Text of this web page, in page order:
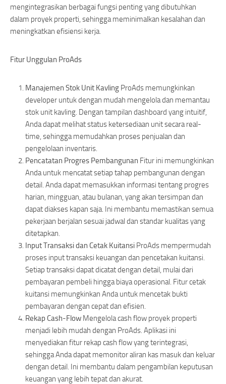
mengintegrasikan berbagai fungsi penting yang dibutuhkan
dalam proyek properti, sehingga meminimalkan kesalahan dan
meningkatkan efisiensi kerja.
Fitur Unggulan ProAds
Manajemen Stok Unit Kavling ProAds memungkinkan
developer untuk dengan mudah mengelola dan memantau
stok unit kavling. Dengan tampilan dashboard yang intuitif,
Anda dapat melihat status ketersediaan unit secara real-
time, sehingga memudahkan proses penjualan dan
pengelolaan inventaris.
Pencatatan Progres Pembangunan Fitur ini memungkinkan
Anda untuk mencatat setiap tahap pembangunan dengan
detail. Anda dapat memasukkan informasi tentang progres
harian, mingguan, atau bulanan, yang akan tersimpan dan
dapat diakses kapan saja. Ini membantu memastikan semua
pekerjaan berjalan sesuai jadwal dan standar kualitas yang
ditetapkan.
Input Transaksi dan Cetak Kuitansi ProAds mempermudah
proses input transaksi keuangan dan pencetakan kuitansi.
Setiap transaksi dapat dicatat dengan detail, mulai dari
pembayaran pembeli hingga biaya operasional. Fitur cetak
kuitansi memungkinkan Anda untuk mencetak bukti
pembayaran dengan cepat dan efisien.
Rekap Cash-Flow Mengelola cash flow proyek properti
menjadi lebih mudah dengan ProAds. Aplikasi ini
menyediakan fitur rekap cash flow yang terintegrasi,
sehingga Anda dapat memonitor aliran kas masuk dan keluar
dengan detail. Ini membantu dalam pengambilan keputusan
keuangan yang lebih tepat dan akurat.